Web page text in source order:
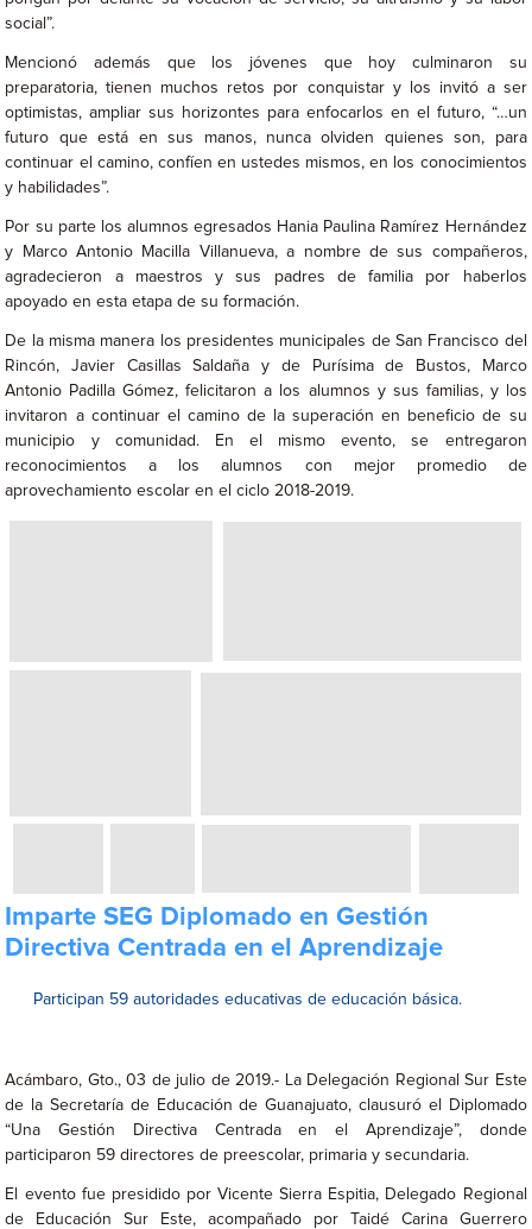
social”.
Mencionó además que los jóvenes que hoy culminaron su
preparatoria, tienen muchos retos por conquistar y los invitó a ser
optimistas, ampliar sus horizontes para enfocarlos en el futuro, “…un
futuro que está en sus manos, nunca olviden quienes son, para
continuar el camino, confíen en ustedes mismos, en los conocimientos
y habilidades”.
Por su parte los alumnos egresados Hania Paulina Ramírez Hernández
y Marco Antonio Macilla Villanueva, a nombre de sus compañeros,
agradecieron a maestros y sus padres de familia por haberlos
apoyado en esta etapa de su formación.
De la misma manera los presidentes municipales de San Francisco del
Rincón, Javier Casillas Saldaña y de Purísima de Bustos, Marco
Antonio Padilla Gómez, felicitaron a los alumnos y sus familias, y los
invitaron a continuar el camino de la superación en beneficio de su
municipio y comunidad. En el mismo evento, se entregaron
reconocimientos a los alumnos con mejor promedio de
aprovechamiento escolar en el ciclo 2018-2019.
Imparte SEG Diplomado en Gestión
Directiva Centrada en el Aprendizaje
Participan 59 autoridades educativas de educación básica.
Acámbaro, Gto., 03 de julio de 2019.- La Delegación Regional Sur Este
de la Secretaría de Educación de Guanajuato, clausuró el Diplomado
“Una Gestión Directiva Centrada en el Aprendizaje”, donde
participaron 59 directores de preescolar, primaria y secundaria.
El evento fue presidido por Vicente Sierra Espitia, Delegado Regional
de Educación Sur Este, acompañado por Taidé Carina Guerrero